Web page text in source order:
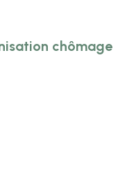
chômage